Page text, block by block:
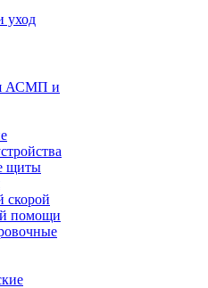
уход
АСМП и
щиты
скорой
помощи